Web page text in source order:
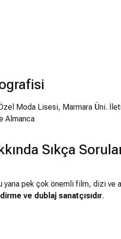
Moda Lisesi, Marmara Üni.
Almanca
Sıkça
yana pek çok önemli film, dizi ve
ve dublaj sanatçısıdır.